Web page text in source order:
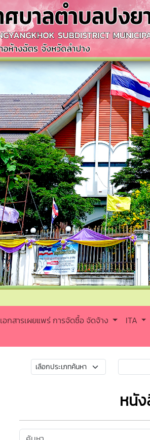
เอกสารเผยแพร่ การจัดซื้อ จัดจ้าง ITA
หนัง